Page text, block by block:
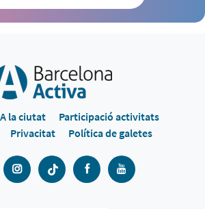
A la ciutat
Participació activitats
Privacitat Política de galetes